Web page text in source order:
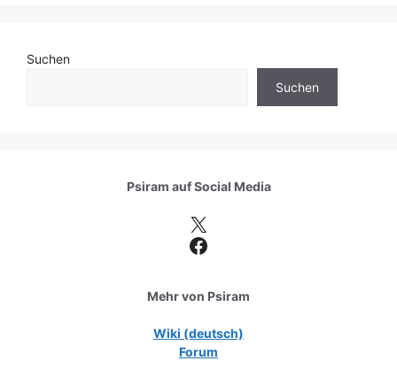
Suchen
Suchen
Psiram aufSocial Media
X
Facebook
Mehr von Psiram
Wiki (deutsch)
Forum